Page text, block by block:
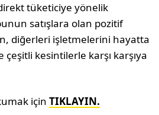
tüketiciye yönelik
satışlara olan pozitif
diğerleri işletmelerini hayatta
çeşitli kesintilerle karşı karşıya
içinTIKLAYIN.